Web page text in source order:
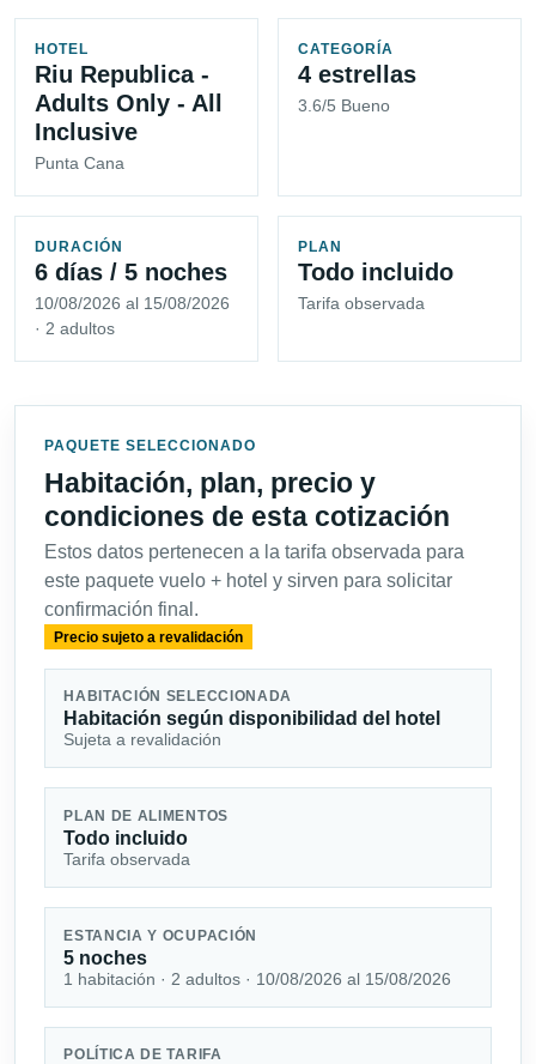
HOTEL
Riu Republica -
Adults Only - All
Inclusive
Punta Cana
CATEGORÍA
4 estrellas
3.6/5 Bueno
DURACIÓN
6 días / 5 noches
10/08/2026 al 15/08/2026
· 2 adultos
PLAN
Todo incluido
Tarifa observada
PAQUETE SELECCIONADO
Habitación, plan, precio y
condiciones de esta cotización
Estos datos pertenecen a la tarifa observada para
este paquete vuelo + hotel y sirven para solicitar
confirmación final.
Precio sujeto a revalidación
HABITACIÓN SELECCIONADA
Habitación según disponibilidad del hotel
Sujeta a revalidación
PLAN DE ALIMENTOS
Todo incluido
Tarifa observada
ESTANCIA Y OCUPACIÓN
5 noches
1 habitación · 2 adultos · 10/08/2026 al 15/08/2026
POLÍTICA DE TARIFA